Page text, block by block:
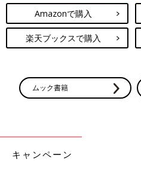
Amazonで購入
楽天ブックスで購入
ムック書籍
キャンペーン